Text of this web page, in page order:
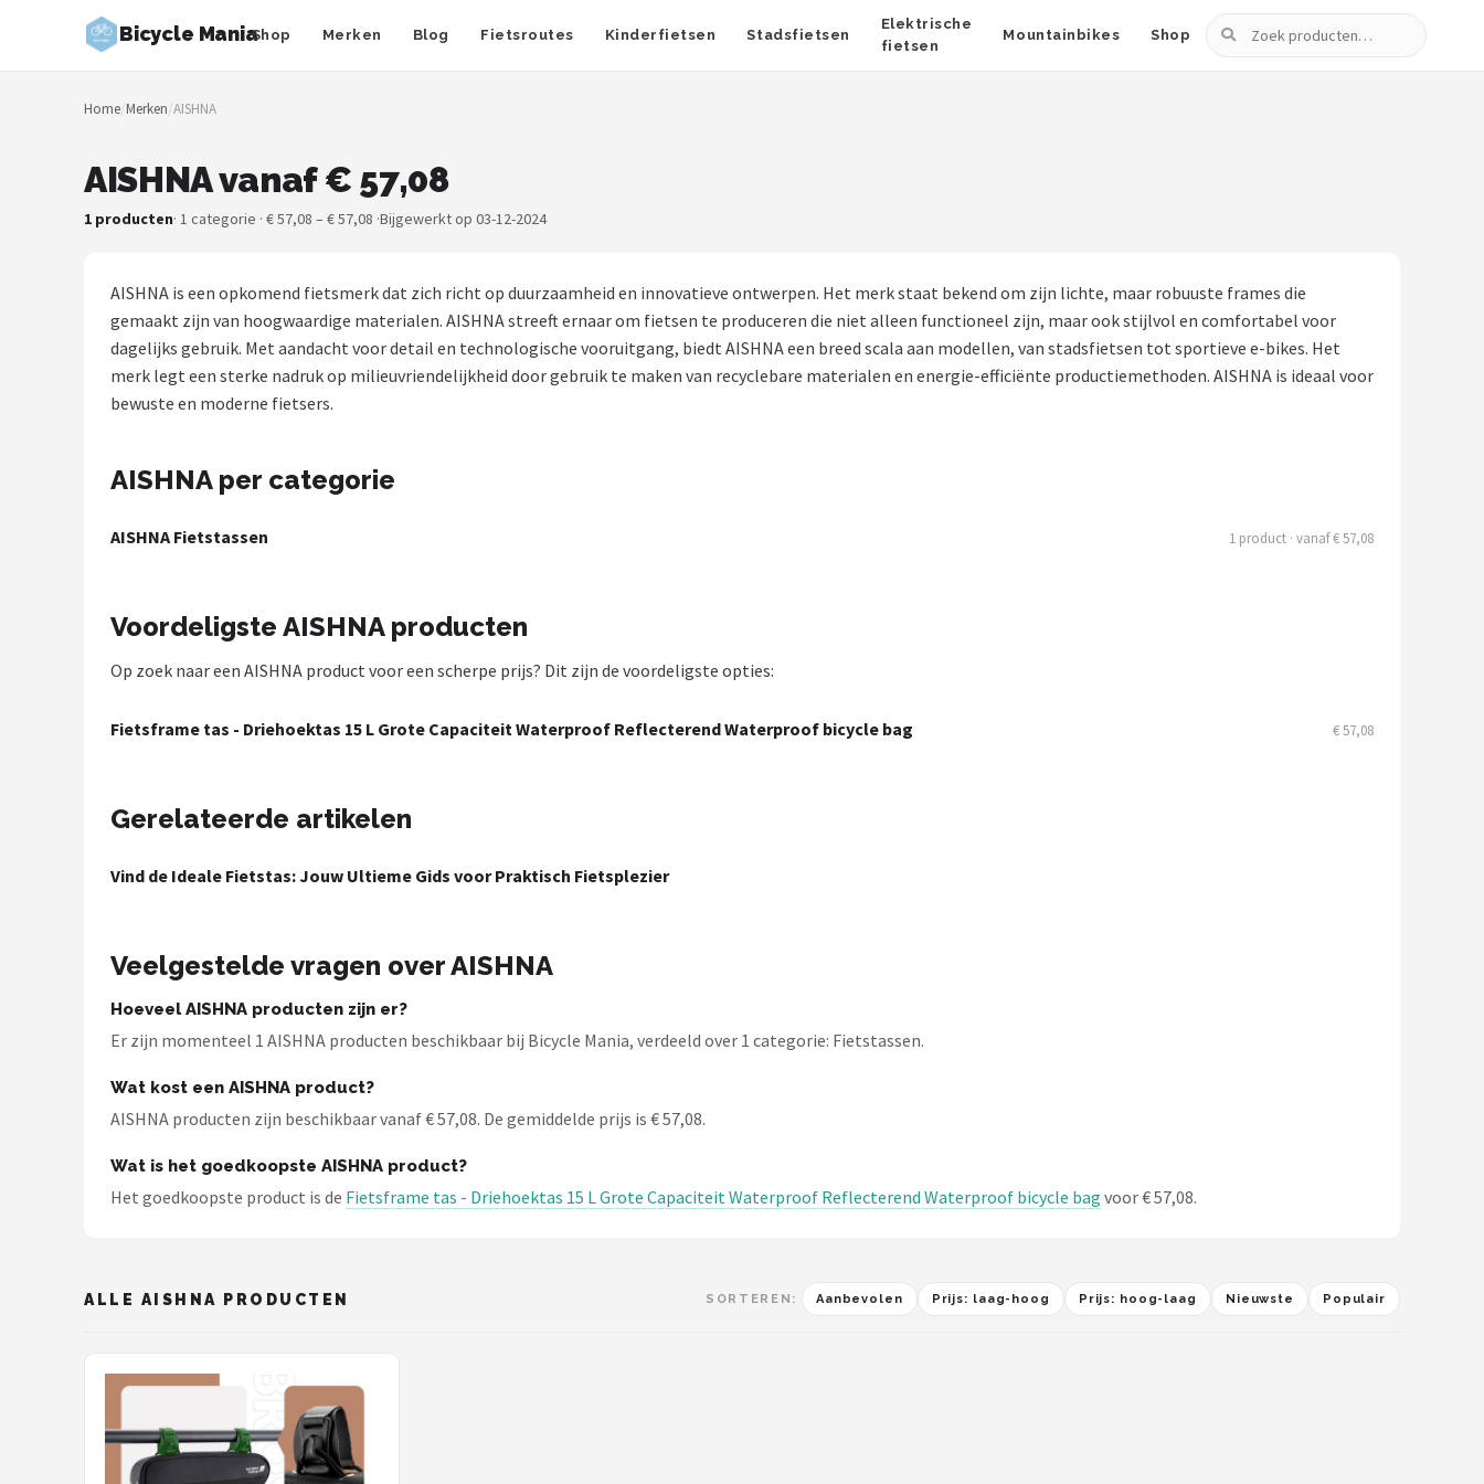
Bicycle ManiaShop Merken Blog Fietsroutes Kinderfietsen Stadsfietsen
Elektrische
fietsen
Mountainbikes Shop
Zoeken
Zoeken
NAVIGATIE
Merken
Fietsroutes
Kinderfietsen
Elektrische fietsen
Mountainbikes
POPULAIRE MERKEN
New Looxs
Voltano
Alle merken →
Home/Merken/AISHNA
AISHNA vanaf € 57,08
1 producten· 1 categorie · € 57,08 – € 57,08 ·Bijgewerkt op 03-12-2024
AISHNA is een opkomend fietsmerk dat zich richt op duurzaamheid en innovatieve ontwerpen. Het merk staat bekend om zijn lichte, maar robuuste frames die
gemaakt zijn van hoogwaardige materialen. AISHNA streeft ernaar om fietsen te produceren die niet alleen functioneel zijn, maar ook stijlvol en comfortabel voor
dagelijks gebruik. Met aandacht voor detail en technologische vooruitgang, biedt AISHNA een breed scala aan modellen, van stadsfietsen tot sportieve e-bikes. Het
merk legt een sterke nadruk op milieuvriendelijkheid door gebruik te maken van recyclebare materialen en energie-efficiënte productiemethoden. AISHNA is ideaal voor
bewuste en moderne fietsers.
AISHNA per categorie
AISHNA Fietstassen 1 product · vanaf € 57,08
Voordeligste AISHNA producten
Op zoek naar een AISHNA product voor een scherpe prijs? Dit zijn de voordeligste opties:
Fietsframe tas - Driehoektas 15 L Grote Capaciteit Waterproof Reflecterend Waterproof bicycle bag € 57,08
Gerelateerde artikelen
Vind de Ideale Fietstas: Jouw Ultieme Gids voor Praktisch Fietsplezier
Veelgestelde vragen over AISHNA
Hoeveel AISHNA producten zijn er?
Er zijn momenteel 1 AISHNA producten beschikbaar bij Bicycle Mania, verdeeld over 1 categorie: Fietstassen.
Wat kost een AISHNA product?
AISHNA producten zijn beschikbaar vanaf € 57,08. De gemiddelde prijs is € 57,08.
Wat is het goedkoopste AISHNA product?
Het goedkoopste product is de Fietsframe tas - Driehoektas 15 L Grote Capaciteit Waterproof Reflecterend Waterproof bicycle bag voor € 57,08.
ALLE AISHNA PRODUCTEN SORTEREN: Aanbevolen Prijs: laag-hoog Prijs: hoog-laag Nieuwste Populair